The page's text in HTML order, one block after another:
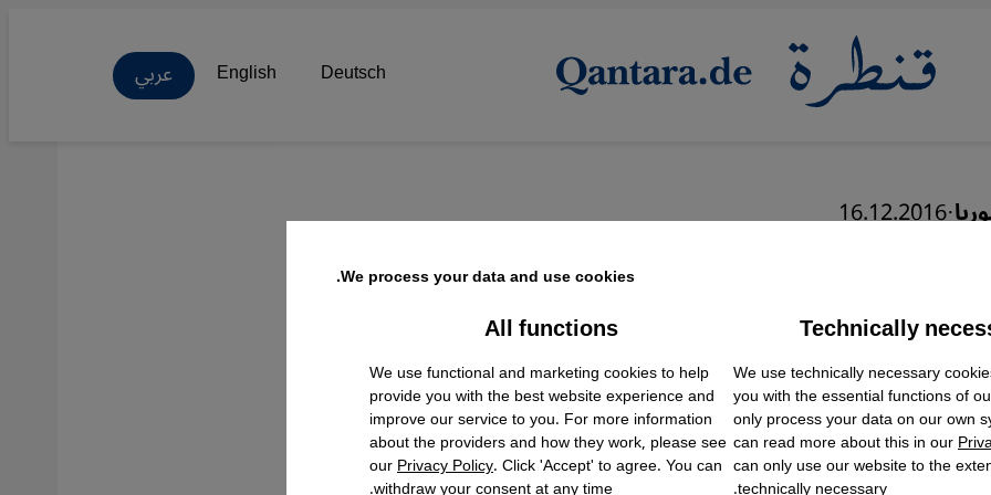
Deutsch
English عربي
·
16.12.2016
نظام الأسد...من "التجويع أو
إلى "الاستسلام أو
We process your data and use cookies.
Technically
We use technically necessary
you with the essential functions of
only process your data on our own
can read more about this in our
can only use our website to the
All functions
We use functional and marketing cookies to help
provide you with the best website experience and
improve our service to you. For more information
about the providers and how they work, please see
ourPrivacy Policy. Click 'Accept' to agree. You can
Facebook Embed / Facebook Connect
Twitter Embed
Instagram Embed
Youtube Embed
Google Maps Embed